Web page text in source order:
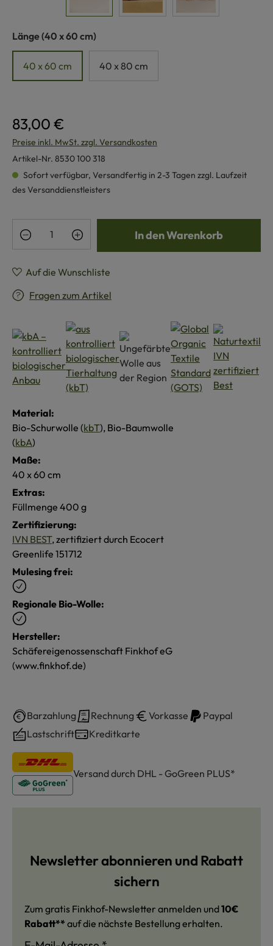
Länge auswählen
(40 x 60 cm)
40 x 60 cm 40 x 80 cm
83,00 €
Preise inkl. MwSt. zzgl. Versandkosten
Artikel-Nr. 8530 100 318
Sofort verfügbar, Versandfertig in 2-3 Tagen zzgl. Laufzeit
des Versanddienstleisters
Produkt Anzahl: Gib den gewünschten
In den Warenkorb
Auf die Wunschliste
Fragen zum Artikel
Material:
Bio-Schurwolle (kbT), Bio-Baumwolle
(kbA)
Maße:
40 x 60 cm
Extras:
Füllmenge 400 g
Zertifizierung:
IVN BEST, zertifiziert durch Ecocert
Greenlife 151712
Mulesing frei:
Regionale Bio-Wolle:
Hersteller:
Schäfereigenossenschaft Finkhof eG
(www.finkhof.de)
Barzahlung Rechnung Vorkasse
Paypal
Lastschrift
Kreditkarte
Versand durch DHL - GoGreen PLUS*
Newsletter abonnieren und Rabatt
sichern
Zum gratis Finkhof-Newsletter anmelden und10€
Rabatt** auf die nächste Bestellung erhalten.